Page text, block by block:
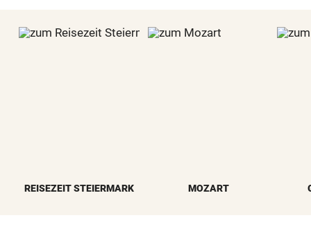
REISEZEIT STEIERMARK MOZART